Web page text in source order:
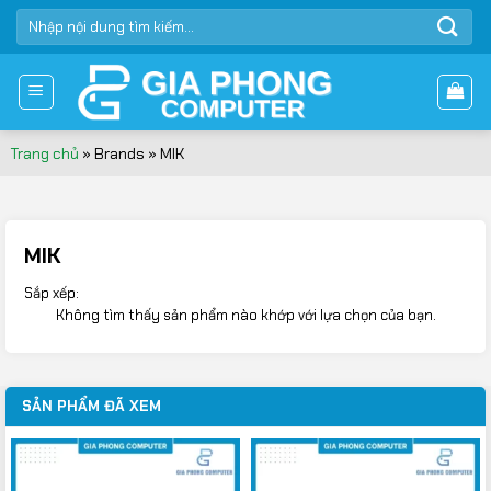
Bỏ
qua
dung
TÌM
KIẾM:
Trang chủ » Brands » MIK
MIK
Sắp xếp:
Không tìm thấy sản phẩm nào khớp với lựa chọn của bạn.
SẢN PHẨM ĐÃ XEM